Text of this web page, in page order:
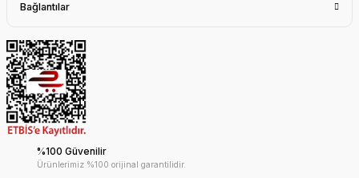
Bağlantılar
%100 Güvenilir
Ürünlerimiz %100 orijinal garantilidir.